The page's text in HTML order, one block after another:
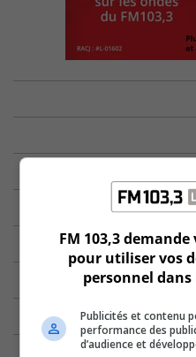
FM 103,3
pour utiliser vos
personnel dans
Publicités et contenu
performance des
d’audience et